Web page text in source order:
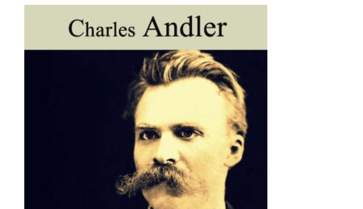
AJOUTER AU PANIER / DÉTAILS